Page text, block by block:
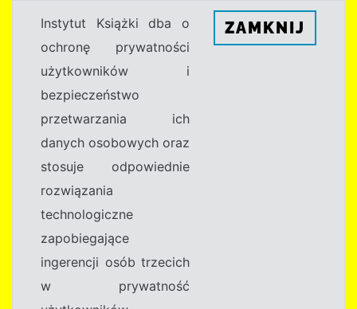
Instytut Książki dba o
ochronę prywatności
użytkowników i
bezpieczeństwo
przetwarzania ich
danych osobowych oraz
stosuje odpowiednie
rozwiązania
technologiczne
zapobiegające
ingerencji osób trzecich
w prywatność
ZAMKNIJ